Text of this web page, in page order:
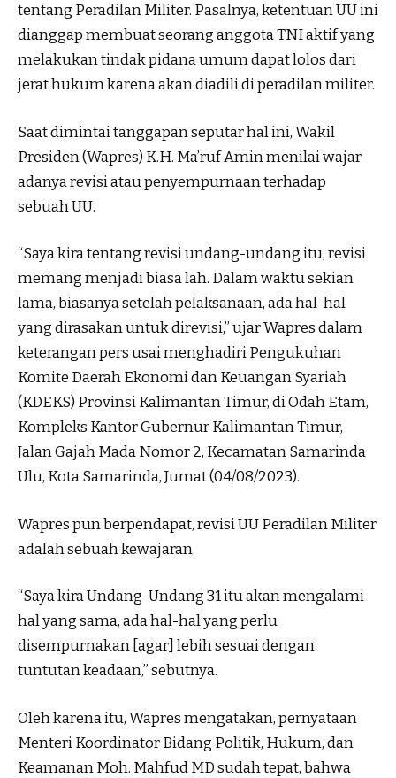
tentang Peradilan Militer. Pasalnya, ketentuan UU ini
dianggap membuat seorang anggota TNI aktif yang
melakukan tindak pidana umum dapat lolos dari
jerat hukum karena akan diadili di peradilan militer.
Saat dimintai tanggapan seputar hal ini, Wakil
Presiden (Wapres) K.H. Ma’ruf Amin menilai wajar
adanya revisi atau penyempurnaan terhadap
sebuah UU.
“Saya kira tentang revisi undang-undang itu, revisi
memang menjadi biasa lah. Dalam waktu sekian
lama, biasanya setelah pelaksanaan, ada hal-hal
yang dirasakan untuk direvisi,” ujar Wapres dalam
keterangan pers usai menghadiri Pengukuhan
Komite Daerah Ekonomi dan Keuangan Syariah
(KDEKS) Provinsi Kalimantan Timur, di Odah Etam,
Kompleks Kantor Gubernur Kalimantan Timur,
Jalan Gajah Mada Nomor 2, Kecamatan Samarinda
Ulu, Kota Samarinda, Jumat (04/08/2023).
Wapres pun berpendapat, revisi UU Peradilan Militer
adalah sebuah kewajaran.
“Saya kira Undang-Undang 31 itu akan mengalami
hal yang sama, ada hal-hal yang perlu
disempurnakan [agar] lebih sesuai dengan
tuntutan keadaan,” sebutnya.
Oleh karena itu, Wapres mengatakan, pernyataan
Menteri Koordinator Bidang Politik, Hukum, dan
Keamanan Moh. Mahfud MD sudah tepat, bahwa